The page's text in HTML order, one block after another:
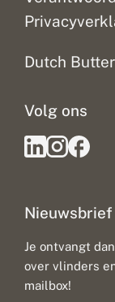
Dutch
Nieuwsbrief
Je ontvangt
over vlinders
mailbox!
Volg ons